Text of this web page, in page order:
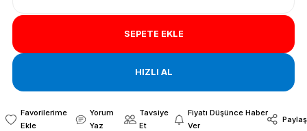
SEPETE EKLE
HIZLI AL
Yorum
Yaz
Tavsiye
Et
Fiyatı Düşünce Haber
Ver
Paylaş